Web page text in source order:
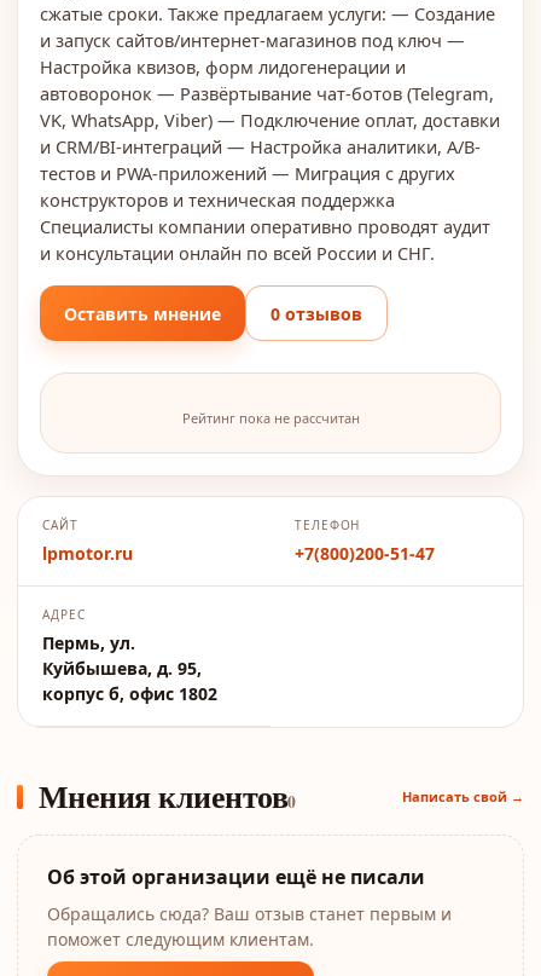
сжатые сроки. Также предлагаем услуги: — Создание
и запуск сайтов/интернет-магазинов под ключ —
Настройка квизов, форм лидогенерации и
автоворонок — Развёртывание чат-ботов (Telegram,
VK, WhatsApp, Viber) — Подключение оплат, доставки
и CRM/BI-интеграций — Настройка аналитики, A/B-
тестов и PWA-приложений — Миграция с других
конструкторов и техническая поддержка
Специалисты компании оперативно проводят аудит
и консультации онлайн по всей России и СНГ.
Оставить мнение 0 отзывов
Рейтинг пока не рассчитан
САЙТ
lpmotor.ru
ТЕЛЕФОН
+7(800)200-51-47
АДРЕС
Пермь, ул.
Куйбышева, д. 95,
корпус б, офис 1802
Мнения клиентов0 Написать свой →
Об этой организации ещё не писали
Обращались сюда? Ваш отзыв станет первым и
поможет следующим клиентам.